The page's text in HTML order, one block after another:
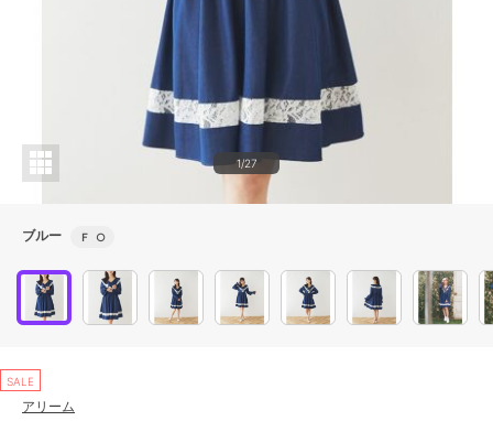
1/27
ブルー Ｆ ○
SALE
アリーム